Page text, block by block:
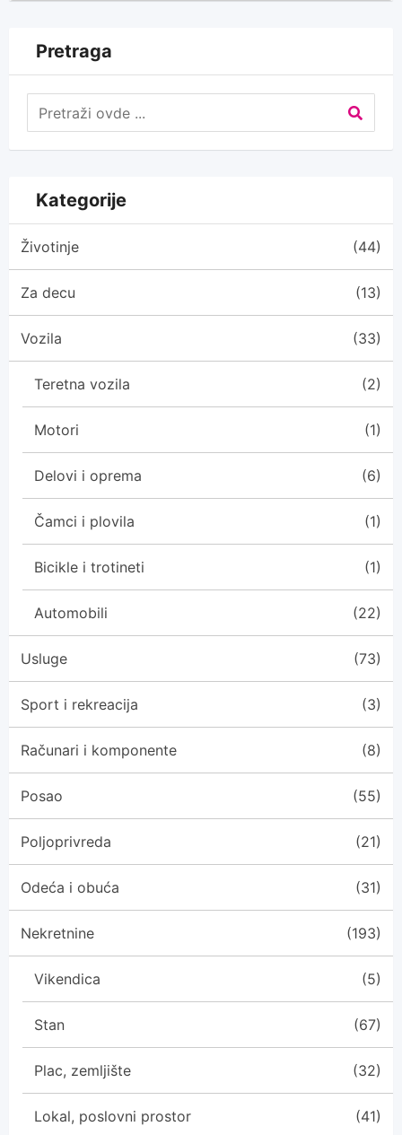
Pretraga
Kategorije
Životinje (44)
Za decu (13)
Vozila (33)
Teretna vozila (2)
Motori (1)
Delovi i oprema (6)
Čamci i plovila (1)
Bicikle i trotineti (1)
Automobili (22)
Usluge (73)
Sport i rekreacija (3)
Računari i komponente (8)
Posao (55)
Poljoprivreda (21)
Odeća i obuća (31)
Nekretnine (193)
Vikendica (5)
Stan (67)
Plac, zemljište (32)
Lokal, poslovni prostor (41)